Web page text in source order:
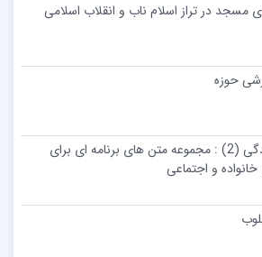
مسجد در تراز اسلام ناب و انقلاب اسلامی
حوزه
اخلاق زندگی (2) : مجموعه متن های برنامه ای برای
و اجتماعی